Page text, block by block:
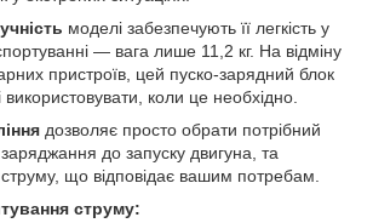
моделі забезпечують її легкість у
— вага лише 11,2 кг. На відміну
пристроїв, цей пуско-зарядний блок
використовувати, коли це необхідно.
дозволяє просто обрати потрібний
до запуску двигуна, та
що відповідає вашим потребам.
струму: